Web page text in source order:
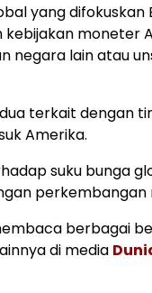
yang difokuskan
moneter
negara lain atau
terkait dengan
Amerika.
suku bunga
perkembangan
berbagai
di media